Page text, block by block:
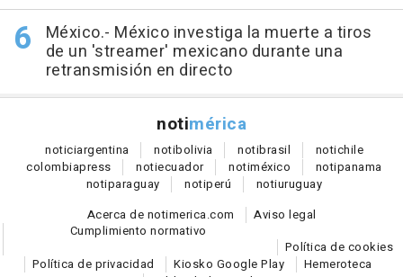
México.- México investiga la muerte a tiros
de un 'streamer' mexicano durante una
retransmisión en directo
notimérica
noticiargentina notibolivia notibrasil notichile
colombiapress notiecuador notiméxico notipanama
notiparaguay notiperú notiuruguay
Acerca de notimerica.com
Aviso legal
Cumplimiento normativo
Política de cookies
Política de privacidad
Kiosko Google Play
Hemeroteca